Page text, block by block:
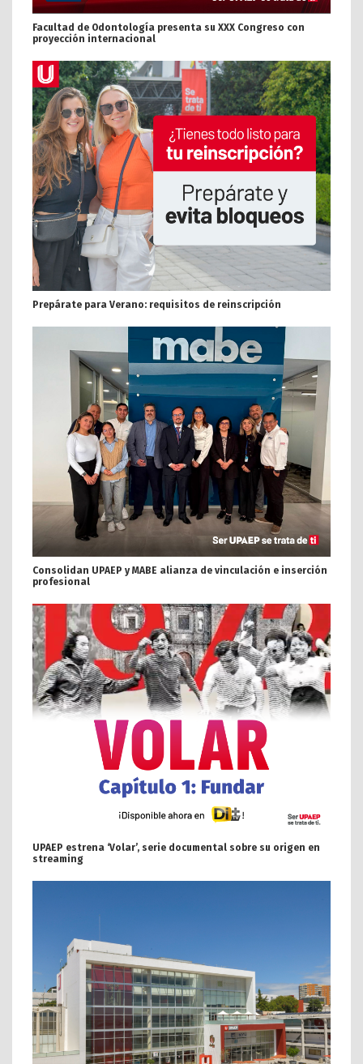
Facultad de Odontología presenta su XXX Congreso con
proyección internacional
Prepárate para Verano: requisitos de reinscripción
Consolidan UPAEP y MABE alianza de vinculación e inserción
profesional
UPAEP estrena ‘Volar’, serie documental sobre su origen en
streaming